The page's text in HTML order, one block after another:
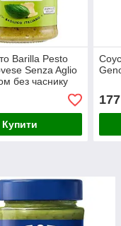
Barilla Pesto
Senza Aglio
без часнику
Купити
177